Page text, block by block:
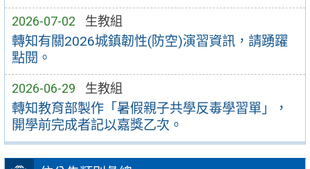
2026-07-02 生教組
轉知有關2026城鎮韌性(防空)演習資訊，請踴躍
點閱。
2026-06-29 生教組
轉知教育部製作「暑假親子共學反毒學習單」，
開學前完成者記以嘉獎乙次。